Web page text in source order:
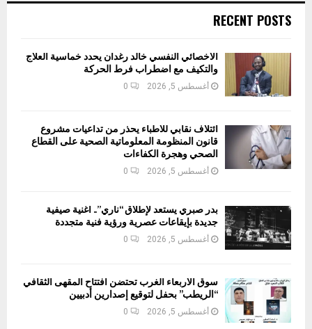
RECENT POSTS
الأخصائي النفسي خالد رغدان يحدد خماسية العلاج
والتكيف مع اضطراب فرط الحركة
أغسطس 5, 2026 0
ائتلاف نقابي للأطباء يحذر من تداعيات مشروع
قانون المنظومة المعلوماتية الصحية على القطاع
الصحي وهجرة الكفاءات
أغسطس 5, 2026 0
بدر صبري يستعد لإطلاق “ناري”.. أغنية صيفية
جديدة بإيقاعات عصرية ورؤية فنية متجددة
أغسطس 5, 2026 0
سوق الأربعاء الغرب تحتضن افتتاح المقهى الثقافي
“الريطب” بحفل لتوقيع إصدارين أدبيين
أغسطس 5, 2026 0